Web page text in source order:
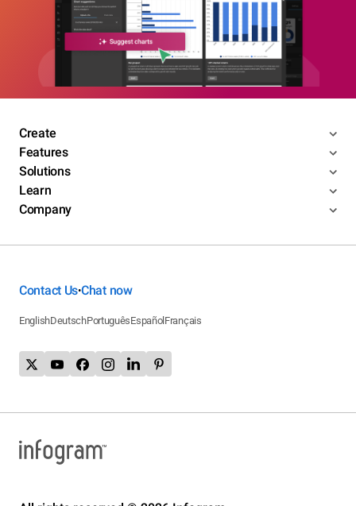
Create
Features
Solutions
Learn
Company
Contact Us•Chat now
EnglishDeutschPortuguêsEspañol Français